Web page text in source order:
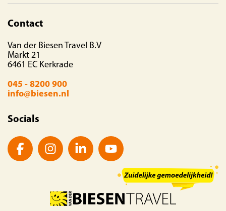
Contact
Van der Biesen Travel B.V
Markt 21
6461 EC Kerkrade
045 - 8200 900
info@biesen.nl
Socials